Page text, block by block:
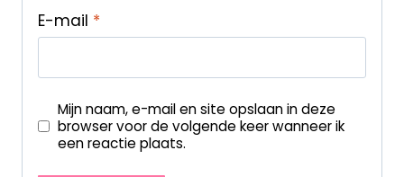
E-mail *
Mijn naam, e-mail en site opslaan in deze
browser voor de volgende keer wanneer ik
een reactie plaats.